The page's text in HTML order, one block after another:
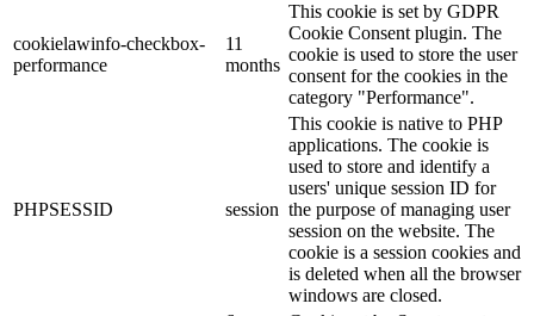
cookielawinfo-checkbox-
performance
11
months
This cookie is set by GDPR
Cookie Consent plugin. The
cookie is used to store the user
consent for the cookies in the
category "Performance".
PHPSESSID session
This cookie is native to PHP
applications. The cookie is
used to store and identify a
users' unique session ID for
the purpose of managing user
session on the website. The
cookie is a session cookies and
is deleted when all the browser
windows are closed.